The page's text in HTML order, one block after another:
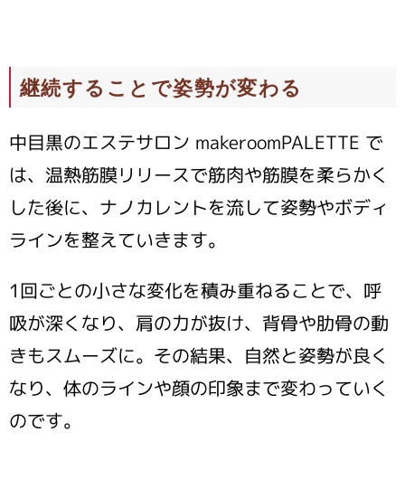
継続することで姿勢が変わる
中目黒のエステサロン makeroomPALETTE で
は、温熱筋膜リリースで筋肉や筋膜を柔らかく
した後に、ナノカレントを流して姿勢やボディ
ラインを整えていきます。
1回ごとの小さな変化を積み重ねることで、呼
吸が深くなり、肩の力が抜け、背骨や肋骨の動
きもスムーズに。その結果、自然と姿勢が良く
なり、体のラインや顔の印象まで変わっていく
のです。